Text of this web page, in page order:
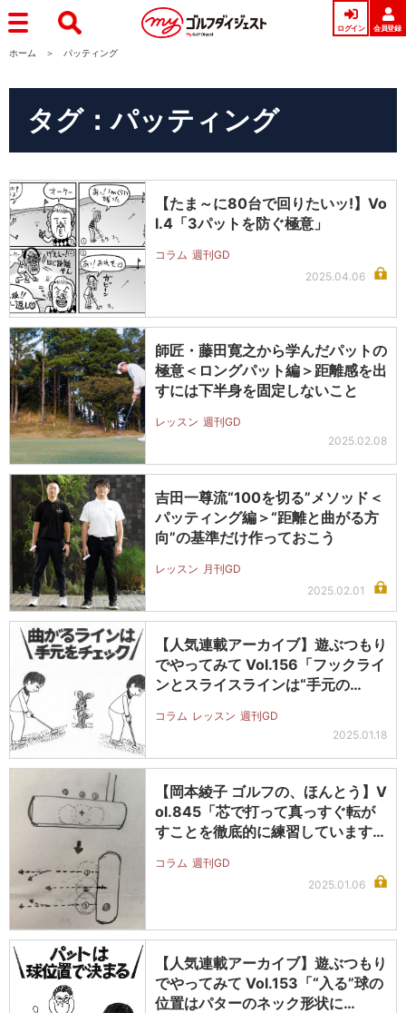
ログイン 会員登録
ホーム パッティング
タグ：パッティング
【たま～に80台で回りたいッ!】Vo
l.4「3パットを防ぐ極意」
コラム 週刊GD
2025.04.06
師匠・藤田寛之から学んだパットの
極意＜ロングパット編＞距離感を出
すには下半身を固定しないこと
レッスン 週刊GD
2025.02.08
吉田一尊流“100を切る”メソッド＜
パッティング編＞“距離と曲がる方
向”の基準だけ作っておこう
レッスン 月刊GD
2025.02.01
【人気連載アーカイブ】遊ぶつもり
でやってみて Vol.156「フックライ
ンとスライスラインは“手元の…
コラム レッスン 週刊GD
2025.01.18
【岡本綾子 ゴルフの、ほんとう】V
ol.845「芯で打って真っすぐ転が
すことを徹底的に練習しています…
コラム 週刊GD
2025.01.06
【人気連載アーカイブ】遊ぶつもり
でやってみて Vol.153「“入る”球の
位置はパターのネック形状に…